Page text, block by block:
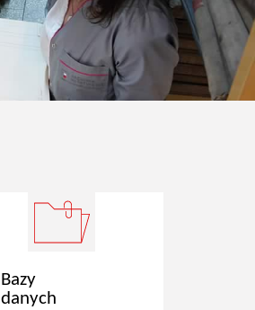
Bazy
danych